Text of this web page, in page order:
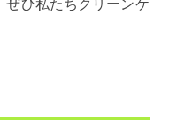
ぜひ私たち クリーンケ